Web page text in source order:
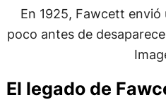
En 1925, Fawcett envió
poco antes de
El legado de